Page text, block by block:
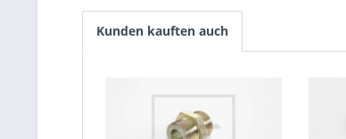
Kunden kauften auch